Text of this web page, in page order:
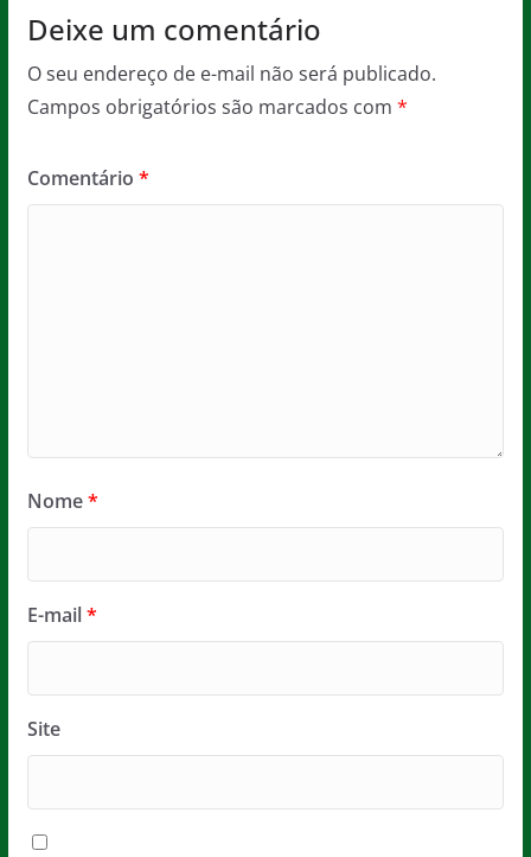
Deixe um comentário
O seu endereço de e-mail não será publicado.
Campos obrigatórios são marcados com *
Comentário *
Nome*
E-mail*
Site